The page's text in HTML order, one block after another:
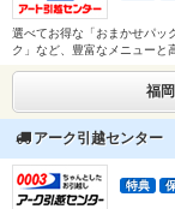
選べてお得な「おまかせパッ
ク」など、豊富なメニューと
福
アーク引越センター
特典